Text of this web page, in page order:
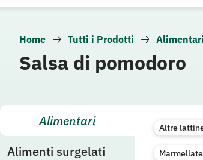
Home Tutti i Prodotti Alimentari
Salsa di pomodoro
Alimentari
Alimenti surgelati
Altre